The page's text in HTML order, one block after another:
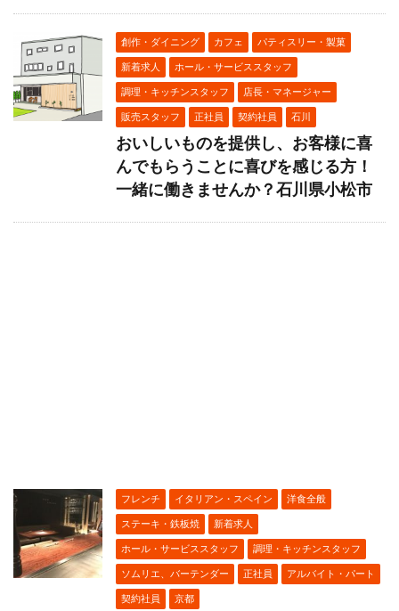
創作・ダイニング カフェ パティスリー・製菓
新着求人 ホール・サービススタッフ
調理・キッチンスタッフ 店長・マネージャー
販売スタッフ 正社員 契約社員 石川
おいしいものを提供し、お客様に喜
んでもらうことに喜びを感じる方！
一緒に働きませんか？石川県小松市
フレンチ イタリアン・スペイン 洋食全般
ステーキ・鉄板焼 新着求人
ホール・サービススタッフ 調理・キッチンスタッフ
ソムリエ、バーテンダー 正社員 アルバイト・パート
契約社員 京都